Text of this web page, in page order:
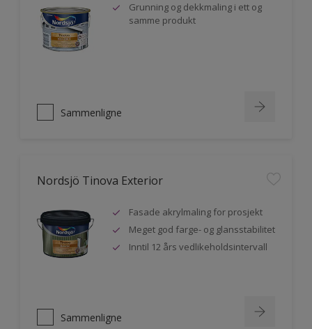
Grunning og dekkmaling i ett og
samme produkt
Sammenligne
Nordsjö Tinova Exterior
Fasade akrylmaling for prosjekt
Meget god farge- og glansstabilitet
Inntil 12 års vedlikeholdsintervall
Sammenligne